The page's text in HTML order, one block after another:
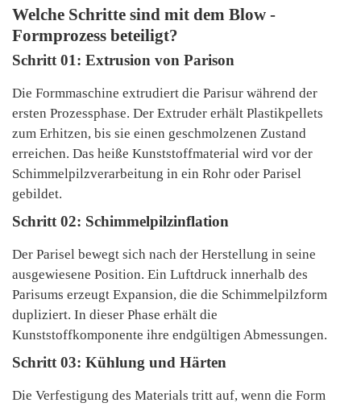
Welche Schritte sind mit dem Blow -
Formprozess beteiligt?
Schritt 01: Extrusion von Parison
Die Formmaschine extrudiert die Parisur während der
ersten Prozessphase. Der Extruder erhält Plastikpellets
zum Erhitzen, bis sie einen geschmolzenen Zustand
erreichen. Das heiße Kunststoffmaterial wird vor der
Schimmelpilzverarbeitung in ein Rohr oder Parisel
gebildet.
Schritt 02: Schimmelpilzinflation
Der Parisel bewegt sich nach der Herstellung in seine
ausgewiesene Position. Ein Luftdruck innerhalb des
Parisums erzeugt Expansion, die die Schimmelpilzform
dupliziert. In dieser Phase erhält die
Kunststoffkomponente ihre endgültigen Abmessungen.
Schritt 03: Kühlung und Härten
Die Verfestigung des Materials tritt auf, wenn die Form